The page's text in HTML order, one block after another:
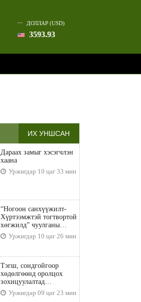
ДОЛЛАР (USD)
3593.93
ИХ УНШСАН
Дараах замыг хэсэгчлэн
хаана
Уржигдар 10 цаг 33 мин
“Ногоон санхүүжилт-
Хүртээмжтэй тогтвортой
хөгжилд” чуулганы
бэлтгэл ажил, зорилго,
хүрэх үр дүнгийн талаар
Уржигдар 10 цаг 26 мин
Тэгш, сондгойгоор
хөдөлгөөнд оролцох
зохицуулалтад
хамаарахгүй тээврийн
хэрэгслүүд
Уржигдар 09 цаг 23 мин